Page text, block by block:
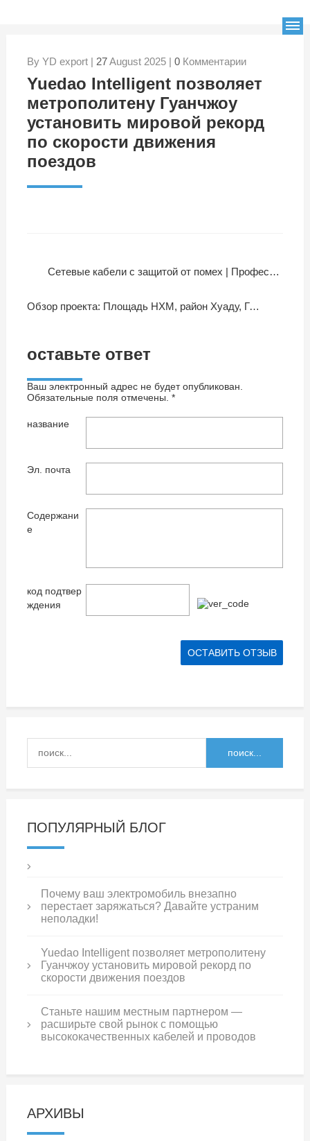
By YD export | 27August 2025 | 0Комментарии
Yuedao Intelligent позволяет
метрополитену Гуанчжоу
установить мировой рекорд
по скорости движения
поездов
Сетевые кабели с защитой от помех | Профессиональное производство витых пар и структурированных кабелей
Обзор проекта: Площадь HXM, район Хуаду, Гуанчжоу
оставьте ответ
Ваш электронный адрес не будет опубликован.
Обязательные поля отмечены. *
название
Эл. почта
Содержани
е
код подтвер
ждения
ПОПУЛЯРНЫЙ БЛОГ
Почему ваш электромобиль внезапно
перестает заряжаться? Давайте устраним
неполадки!
Yuedao Intelligent позволяет метрополитену
Гуанчжоу установить мировой рекорд по
скорости движения поездов
Станьте нашим местным партнером —
расширьте свой рынок с помощью
высококачественных кабелей и проводов
АРХИВЫ